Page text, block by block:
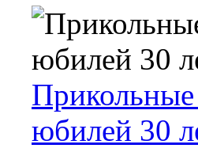
юбилей 30